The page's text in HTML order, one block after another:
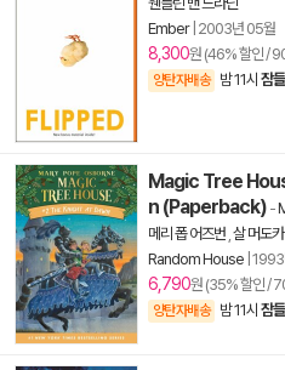
Ember| 2003년 05월
8,300원 (46% 할인 /
양탄자배송 밤 11시 잠
Magic Tree
n (Paperback) -
메리 폽 어즈번 살 머도카
Random House
6,790원 (35% 할인 /
양탄자배송 밤 11시 잠